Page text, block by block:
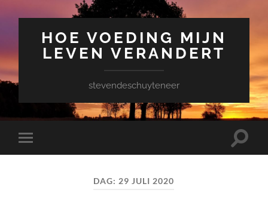
HOE VOEDING MIJN
LEVEN VERANDERT
stevendeschuyteneer
Toggle
mobiel
Toggle
DAG: 29 JULI 2020